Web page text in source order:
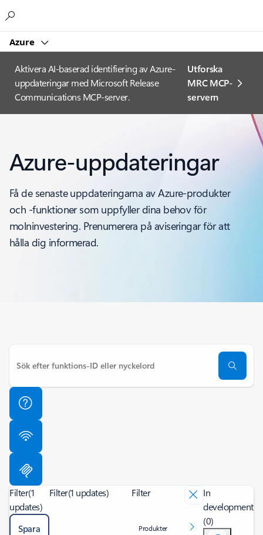
Azure
Aktivera AI-baserad identifiering av Azure-
uppdateringar med Microsoft Release
Communications MCP-server.
Utforska
MRC MCP-
servern
Azure-uppdateringar
Få de senaste uppdateringarna av Azure-produkter
och -funktioner som uppfyller dina behov för
molninvestering. Prenumerera på aviseringar för att
hålla dig informerad.
Filter(1
updates)
Spara
Filter(1 updates) Filter
Produkter
In
development
(0)